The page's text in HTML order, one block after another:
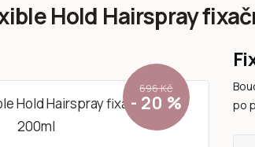
Hold Hairspray
696 Kč
- 20 %
po